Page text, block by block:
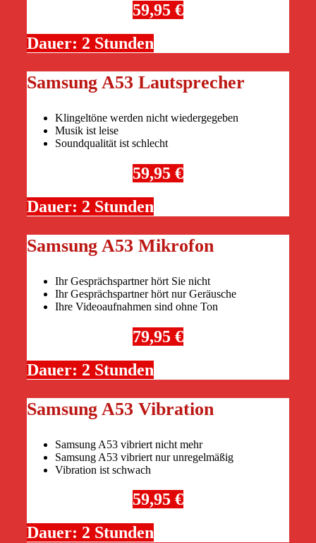
59,95 €
Dauer: 2 Stunden
Samsung A53 Lautsprecher
Klingeltöne werden nicht wiedergegeben
Musik ist leise
Soundqualität ist schlecht
59,95 €
Dauer: 2 Stunden
Samsung A53 Mikrofon
Ihr Gesprächspartner hört Sie nicht
Ihr Gesprächspartner hört nur Geräusche
Ihre Videoaufnahmen sind ohne Ton
79,95 €
Dauer: 2 Stunden
Samsung A53 Vibration
Samsung A53 vibriert nicht mehr
Samsung A53 vibriert nur unregelmäßig
Vibration ist schwach
59,95 €
Dauer: 2 Stunden